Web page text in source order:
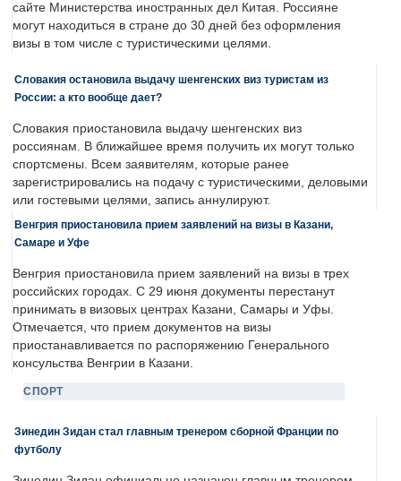
сайте Министерства иностранных дел Китая. Россияне
могут находиться в стране до 30 дней без оформления
визы в том числе с туристическими целями.
Словакия остановила выдачу шенгенских виз туристам из
России: а кто вообще дает?
Словакия приостановила выдачу шенгенских виз
россиянам. В ближайшее время получить их могут только
спортсмены. Всем заявителям, которые ранее
зарегистрировались на подачу с туристическими, деловыми
или гостевыми целями, запись аннулируют.
Венгрия приостановила прием заявлений на визы в Казани,
Самаре и Уфе
Венгрия приостановила прием заявлений на визы в трех
российских городах. С 29 июня документы перестанут
принимать в визовых центрах Казани, Самары и Уфы.
Отмечается, что прием документов на визы
приостанавливается по распоряжению Генерального
консульства Венгрии в Казани.
СПОРТ
Зинедин Зидан стал главным тренером сборной Франции по
футболу